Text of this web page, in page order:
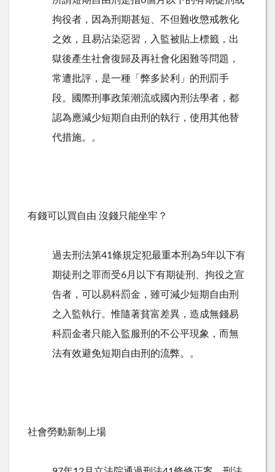
拘役者，因為刑期甚短、不但難收懲戒教化
之效，且易沾染惡習，入監被貼上標籤，出
獄後產生社會復歸及再社會化困難等問題，
常遭批評，是一種「弊多於利」的刑罰手
段。國際刑事政策潮流或國內刑法學者，都
認為應減少短期自由刑的執行，使用其他替
代措施。。
有錢可以買自由 沒錢只能坐牢？
過去刑法第41條規定犯最重本刑為5年以下有
期徒刑之罪而受6月以下有期徒刑、拘役之宣
告者，可以易科罰金，雖可減少短期自由刑
之入監執行。惟隨著貧富差異，造成無錢易
科罰金者只能入監服刑的不公平現象，而無
法有效避免短期自由刑的流弊。。
社會勞動新制上場